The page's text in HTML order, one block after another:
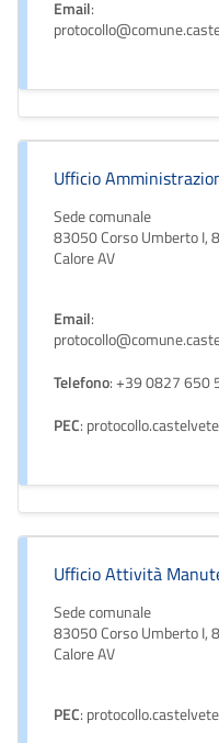
Email:
Ufficio
Sede comunale
83050 Corso Umberto I,
Calore AV
Email:
Telefono: +39 0827 650
PEC:
Ufficio Attività
Sede comunale
83050 Corso Umberto I,
Calore AV
PEC: